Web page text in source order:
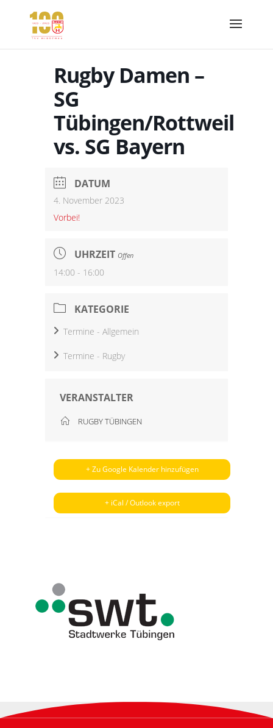
Rugby Damen –
SG
Tübingen/Rottweil
vs. SG Bayern
DATUM
4. November 2023
Vorbei!
UHRZEIT Offen
14:00 - 16:00
KATEGORIE
Termine - Allgemein
Termine - Rugby
VERANSTALTER
RUGBY TÜBINGEN
+ Zu Google Kalender hinzufügen
+ iCal / Outlook export